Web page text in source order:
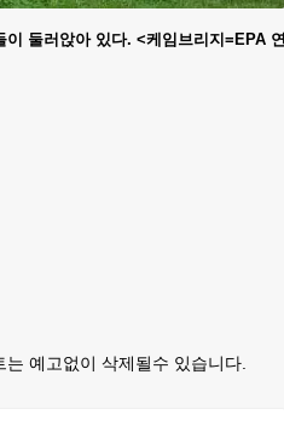
둘러앉아 있다. <케임브리지=EPA 연
예고없이 삭제될수 있습니다.